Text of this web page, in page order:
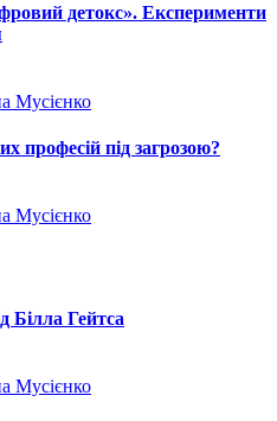
детокс». Експерименти
Мусієнко
професій під загрозою?
Мусієнко
Білла Гейтса
Мусієнко